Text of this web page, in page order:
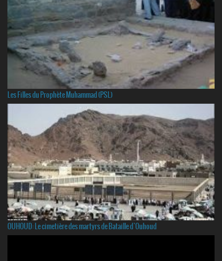
Les Filles du Prophète Muhammad (PSL)
OUHOUD: Le cimetière des martyrs de Bataille d`Ouhoud